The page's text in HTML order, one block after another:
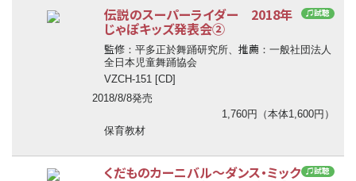
♫試聴
伝説のスーパーライダー 2018年
じゃぽキッズ発表会②
監修 ：平多正於舞踊研究所、 推薦 ：一般社団法人
全日本児童舞踊協会
VZCH-151 [CD]
2018/8/8発売
1,760円（本体1,600円）
保育教材
♫試聴
くだものカーニバル～ダンス・ミック